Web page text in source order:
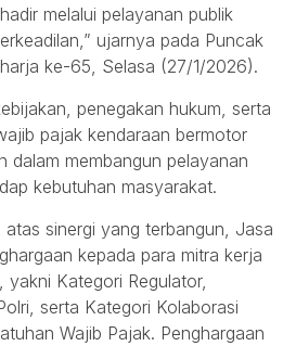
melalui pelayanan publik
ujarnya pada Puncak
ke-65, Selasa (27/1/2026).
penegakan hukum, serta
pajak kendaraan bermotor
dalam membangun pelayanan
kebutuhan masyarakat.
sinergi yang terbangun, Jasa
kepada para mitra kerja
Kategori Regulator,
serta Kategori Kolaborasi
Wajib Pajak. Penghargaan